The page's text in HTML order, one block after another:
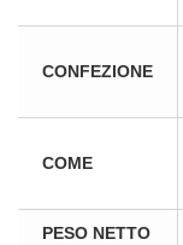
CONFEZIONE
COME
PESO NETTO